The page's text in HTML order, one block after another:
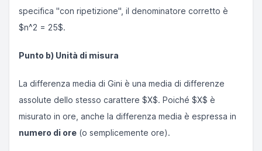
specifica "con ripetizione", il denominatore corretto è
$n^2 = 25$.
Punto b) Unità di misura
La differenza media di Gini è una media di differenze
assolute dello stesso carattere $X$. Poiché $X$ è
misurato in ore, anche la differenza media è espressa in
numero di ore (o semplicemente ore).